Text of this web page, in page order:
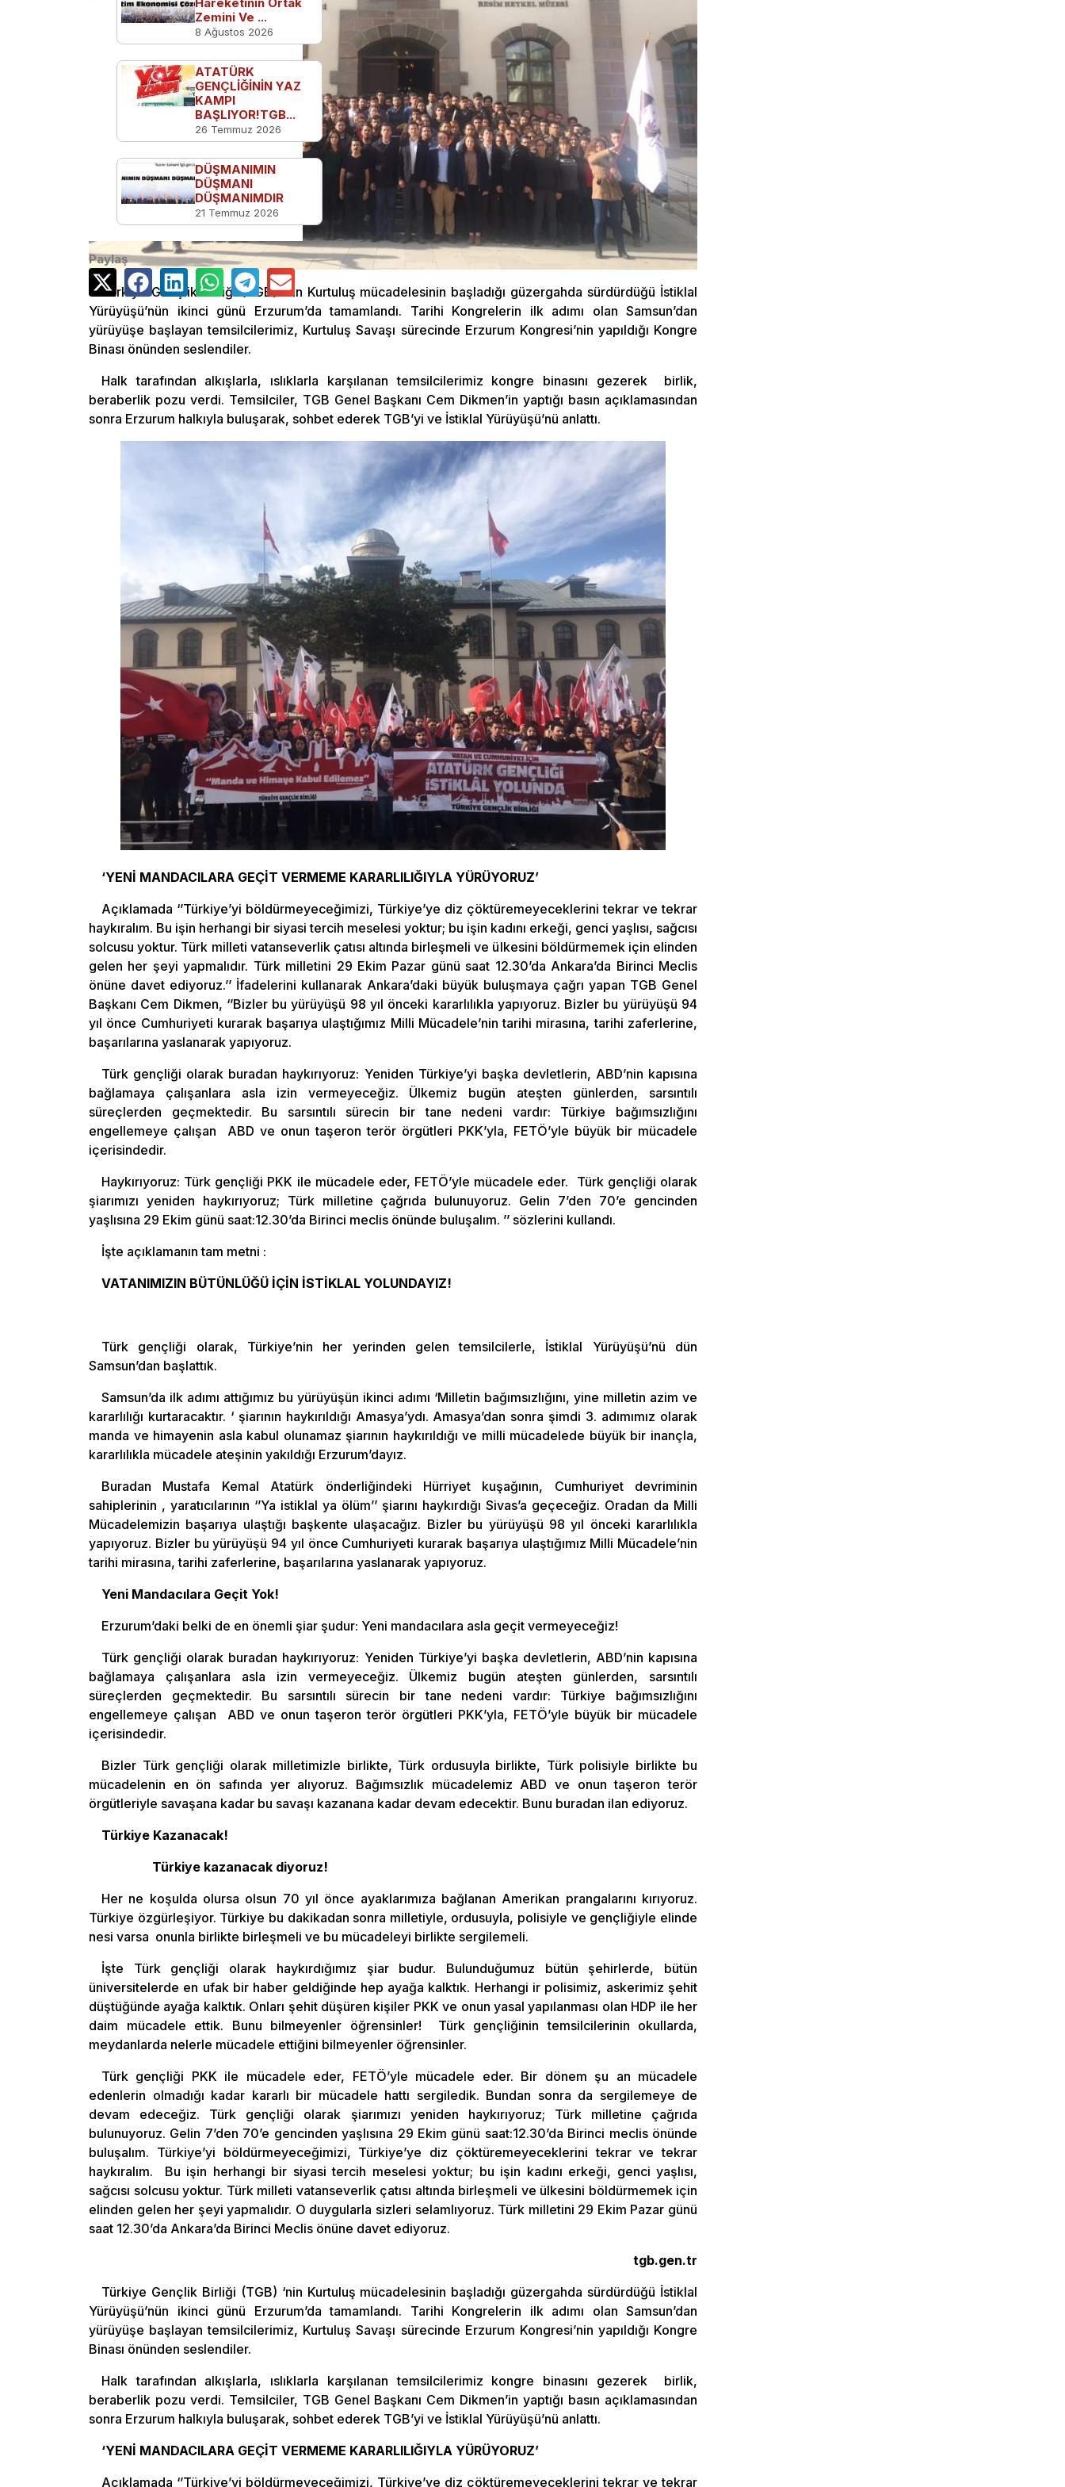
Türkiye Gençlik Birliği (TGB) ‘nin Kurtuluş mücadelesinin başladığı güzergahda sürdürdüğü İstiklal
Yürüyüşü’nün ikinci günü Erzurum’da tamamlandı. Tarihi Kongrelerin ilk adımı olan Samsun’dan
yürüyüşe başlayan temsilcilerimiz, Kurtuluş Savaşı sürecinde Erzurum Kongresi’nin yapıldığı Kongre
Binası önünden seslendiler.
Halk tarafından alkışlarla, ıslıklarla karşılanan temsilcilerimiz kongre binasını gezerek birlik,
beraberlik pozu verdi. Temsilciler, TGB Genel Başkanı Cem Dikmen’in yaptığı basın açıklamasından
sonra Erzurum halkıyla buluşarak, sohbet ederek TGB’yi ve İstiklal Yürüyüşü’nü anlattı.
‘YENİ MANDACILARA GEÇİT VERMEME KARARLILIĞIYLA YÜRÜYORUZ’
Açıklamada ‘’Türkiye’yi böldürmeyeceğimizi, Türkiye’ye diz çöktüremeyeceklerini tekrar ve tekrar
haykıralım. Bu işin herhangi bir siyasi tercih meselesi yoktur; bu işin kadını erkeği, genci yaşlısı, sağcısı
solcusu yoktur. Türk milleti vatanseverlik çatısı altında birleşmeli ve ülkesini böldürmemek için elinden
gelen her şeyi yapmalıdır. Türk milletini 29 Ekim Pazar günü saat 12.30’da Ankara’da Birinci Meclis
önüne davet ediyoruz.’’ İfadelerini kullanarak Ankara’daki büyük buluşmaya çağrı yapan TGB Genel
Başkanı Cem Dikmen, ‘’Bizler bu yürüyüşü 98 yıl önceki kararlılıkla yapıyoruz. Bizler bu yürüyüşü 94
yıl önce Cumhuriyeti kurarak başarıya ulaştığımız Milli Mücadele’nin tarihi mirasına, tarihi zaferlerine,
başarılarına yaslanarak yapıyoruz.
Türk gençliği olarak buradan haykırıyoruz: Yeniden Türkiye’yi başka devletlerin, ABD’nin kapısına
bağlamaya çalışanlara asla izin vermeyeceğiz. Ülkemiz bugün ateşten günlerden, sarsıntılı
süreçlerden geçmektedir. Bu sarsıntılı sürecin bir tane nedeni vardır: Türkiye bağımsızlığını
engellemeye çalışan ABD ve onun taşeron terör örgütleri PKK’yla, FETÖ’yle büyük bir mücadele
içerisindedir.
Haykırıyoruz: Türk gençliği PKK ile mücadele eder, FETÖ’yle mücadele eder. Türk gençliği olarak
şiarımızı yeniden haykırıyoruz; Türk milletine çağrıda bulunuyoruz. Gelin 7’den 70’e gencinden
yaşlısına 29 Ekim günü saat:12.30’da Birinci meclis önünde buluşalım. ’’ sözlerini kullandı.
İşte açıklamanın tam metni :
VATANIMIZIN BÜTÜNLÜĞÜ İÇİN İSTİKLAL YOLUNDAYIZ!
Türk gençliği olarak, Türkiye’nin her yerinden gelen temsilcilerle, İstiklal Yürüyüşü’nü dün
Samsun’dan başlattık.
Samsun’da ilk adımı attığımız bu yürüyüşün ikinci adımı ‘Milletin bağımsızlığını, yine milletin azim ve
kararlılığı kurtaracaktır. ‘ şiarının haykırıldığı Amasya’ydı. Amasya’dan sonra şimdi 3. adımımız olarak
manda ve himayenin asla kabul olunamaz şiarının haykırıldığı ve milli mücadelede büyük bir inançla,
kararlılıkla mücadele ateşinin yakıldığı Erzurum’dayız.
Buradan Mustafa Kemal Atatürk önderliğindeki Hürriyet kuşağının, Cumhuriyet devriminin
sahiplerinin , yaratıcılarının ‘’Ya istiklal ya ölüm’’ şiarını haykırdığı Sivas’a geçeceğiz. Oradan da Milli
Mücadelemizin başarıya ulaştığı başkente ulaşacağız. Bizler bu yürüyüşü 98 yıl önceki kararlılıkla
yapıyoruz. Bizler bu yürüyüşü 94 yıl önce Cumhuriyeti kurarak başarıya ulaştığımız Milli Mücadele’nin
tarihi mirasına, tarihi zaferlerine, başarılarına yaslanarak yapıyoruz.
Yeni Mandacılara Geçit Yok!
Erzurum’daki belki de en önemli şiar şudur: Yeni mandacılara asla geçit vermeyeceğiz!
Türk gençliği olarak buradan haykırıyoruz: Yeniden Türkiye’yi başka devletlerin, ABD’nin kapısına
bağlamaya çalışanlara asla izin vermeyeceğiz. Ülkemiz bugün ateşten günlerden, sarsıntılı
süreçlerden geçmektedir. Bu sarsıntılı sürecin bir tane nedeni vardır: Türkiye bağımsızlığını
engellemeye çalışan ABD ve onun taşeron terör örgütleri PKK’yla, FETÖ’yle büyük bir mücadele
içerisindedir.
Bizler Türk gençliği olarak milletimizle birlikte, Türk ordusuyla birlikte, Türk polisiyle birlikte bu
mücadelenin en ön safında yer alıyoruz. Bağımsızlık mücadelemiz ABD ve onun taşeron terör
örgütleriyle savaşana kadar bu savaşı kazanana kadar devam edecektir. Bunu buradan ilan ediyoruz.
Türkiye Kazanacak!
Türkiye kazanacak diyoruz!
Her ne koşulda olursa olsun 70 yıl önce ayaklarımıza bağlanan Amerikan prangalarını kırıyoruz.
Türkiye özgürleşiyor. Türkiye bu dakikadan sonra milletiyle, ordusuyla, polisiyle ve gençliğiyle elinde
nesi varsa onunla birlikte birleşmeli ve bu mücadeleyi birlikte sergilemeli.
İşte Türk gençliği olarak haykırdığımız şiar budur. Bulunduğumuz bütün şehirlerde, bütün
üniversitelerde en ufak bir haber geldiğinde hep ayağa kalktık. Herhangi ir polisimiz, askerimiz şehit
düştüğünde ayağa kalktık. Onları şehit düşüren kişiler PKK ve onun yasal yapılanması olan HDP ile her
daim mücadele ettik. Bunu bilmeyenler öğrensinler! Türk gençliğinin temsilcilerinin okullarda,
meydanlarda nelerle mücadele ettiğini bilmeyenler öğrensinler.
Türk gençliği PKK ile mücadele eder, FETÖ’yle mücadele eder. Bir dönem şu an mücadele
edenlerin olmadığı kadar kararlı bir mücadele hattı sergiledik. Bundan sonra da sergilemeye de
devam edeceğiz. Türk gençliği olarak şiarımızı yeniden haykırıyoruz; Türk milletine çağrıda
bulunuyoruz. Gelin 7’den 70’e gencinden yaşlısına 29 Ekim günü saat:12.30’da Birinci meclis önünde
buluşalım. Türkiye’yi böldürmeyeceğimizi, Türkiye’ye diz çöktüremeyeceklerini tekrar ve tekrar
haykıralım. Bu işin herhangi bir siyasi tercih meselesi yoktur; bu işin kadını erkeği, genci yaşlısı,
sağcısı solcusu yoktur. Türk milleti vatanseverlik çatısı altında birleşmeli ve ülkesini böldürmemek için
elinden gelen her şeyi yapmalıdır. O duygularla sizleri selamlıyoruz. Türk milletini 29 Ekim Pazar günü
saat 12.30’da Ankara’da Birinci Meclis önüne davet ediyoruz.
tgb.gen.tr
Türkiye Gençlik Birliği (TGB) ‘nin Kurtuluş mücadelesinin başladığı güzergahda sürdürdüğü İstiklal
Yürüyüşü’nün ikinci günü Erzurum’da tamamlandı. Tarihi Kongrelerin ilk adımı olan Samsun’dan
yürüyüşe başlayan temsilcilerimiz, Kurtuluş Savaşı sürecinde Erzurum Kongresi’nin yapıldığı Kongre
Binası önünden seslendiler.
Halk tarafından alkışlarla, ıslıklarla karşılanan temsilcilerimiz kongre binasını gezerek birlik,
beraberlik pozu verdi. Temsilciler, TGB Genel Başkanı Cem Dikmen’in yaptığı basın açıklamasından
sonra Erzurum halkıyla buluşarak, sohbet ederek TGB’yi ve İstiklal Yürüyüşü’nü anlattı.
‘YENİ MANDACILARA GEÇİT VERMEME KARARLILIĞIYLA YÜRÜYORUZ’
Açıklamada ‘’Türkiye’yi böldürmeyeceğimizi, Türkiye’ye diz çöktüremeyeceklerini tekrar ve tekrar
Zemini Ve ...
8 Ağustos 2026
ATATÜRK
GENÇLİĞİNİN YAZ
KAMPI
BAŞLIYOR!TGB...
26 Temmuz 2026
DÜŞMANIMIN
DÜŞMANI
DÜŞMANIMDIR
21 Temmuz 2026
Paylaş